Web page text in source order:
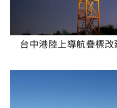
台中港陸上導航疊標